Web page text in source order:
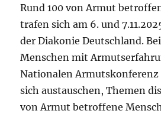
Rund 100 von Armut
trafen sich am 6. und
der Diakonie Deutschland.
Menschen mit
Nationalen
sich austauschen, Themen
von Armut betroffene